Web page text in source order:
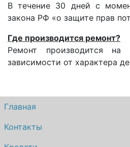
В течение 30 дней с
закона РФ «о защите прав
Где производится ремонт?
Ремонт производится
зависимости от характера
Главная
Контакты